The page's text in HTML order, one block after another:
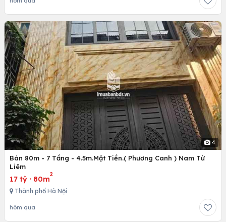
4
Bán 80m - 7 Tầng - 4.5m.Mặt Tiền.( Phương Canh ) Nam Từ
Liêm
17 tỷ · 80m
2
Thành phố Hà Nội
hôm qua